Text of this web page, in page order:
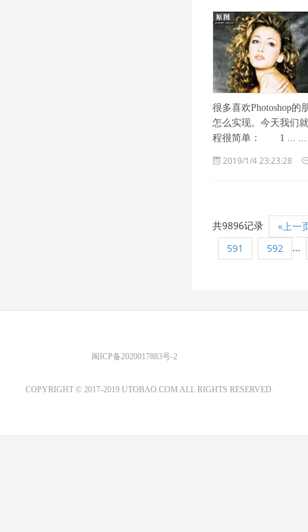
很多喜欢Photoshop的
怎么实现。今天我们
程很简单： 1 ... ...
2019/1/4 23:23:28
共9896记录
«上一
591
592 ...
闽ICP备2020017883号-2
COPYRIGHT © 2017-2019 UTOBAO.COM ALL RIGHTS RESERVED.